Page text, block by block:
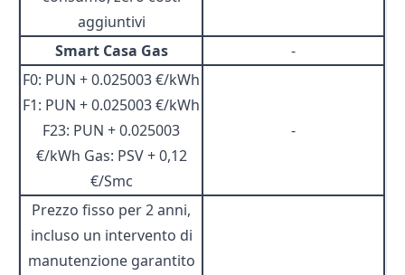
aggiuntivi
Smart Casa Gas
-
F0: PUN + 0.025003 €/kWh
F1: PUN + 0.025003 €/kWh
F23: PUN + 0.025003
€/kWh Gas: PSV + 0,12
€/Smc
-
Prezzo fisso per 2 anni,
incluso un intervento di
manutenzione garantito